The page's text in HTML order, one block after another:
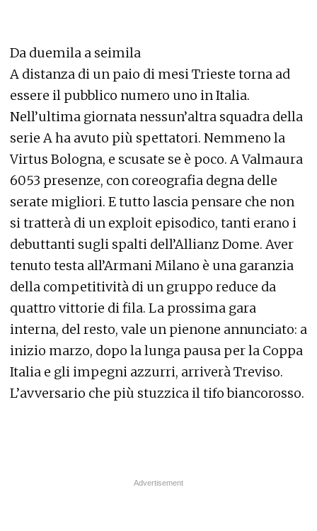
Da duemila a seimila
A distanza di un paio di mesi Trieste torna ad
essere il pubblico numero uno in Italia.
Nell’ultima giornata nessun’altra squadra della
serie A ha avuto più spettatori. Nemmeno la
Virtus Bologna, e scusate se è poco. A Valmaura
6053 presenze, con coreografia degna delle
serate migliori. E tutto lascia pensare che non
si tratterà di un exploit episodico, tanti erano i
debuttanti sugli spalti dell’Allianz Dome. Aver
tenuto testa all’Armani Milano è una garanzia
della competitività di un gruppo reduce da
quattro vittorie di fila. La prossima gara
interna, del resto, vale un pienone annunciato: a
inizio marzo, dopo la lunga pausa per la Coppa
Italia e gli impegni azzurri, arriverà Treviso.
L’avversario che più stuzzica il tifo biancorosso.